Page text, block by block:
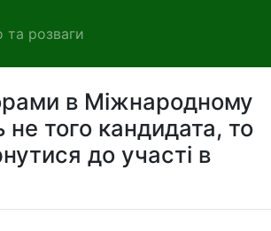
розваги
в Міжнародному
не того кандидата, то
до участі в